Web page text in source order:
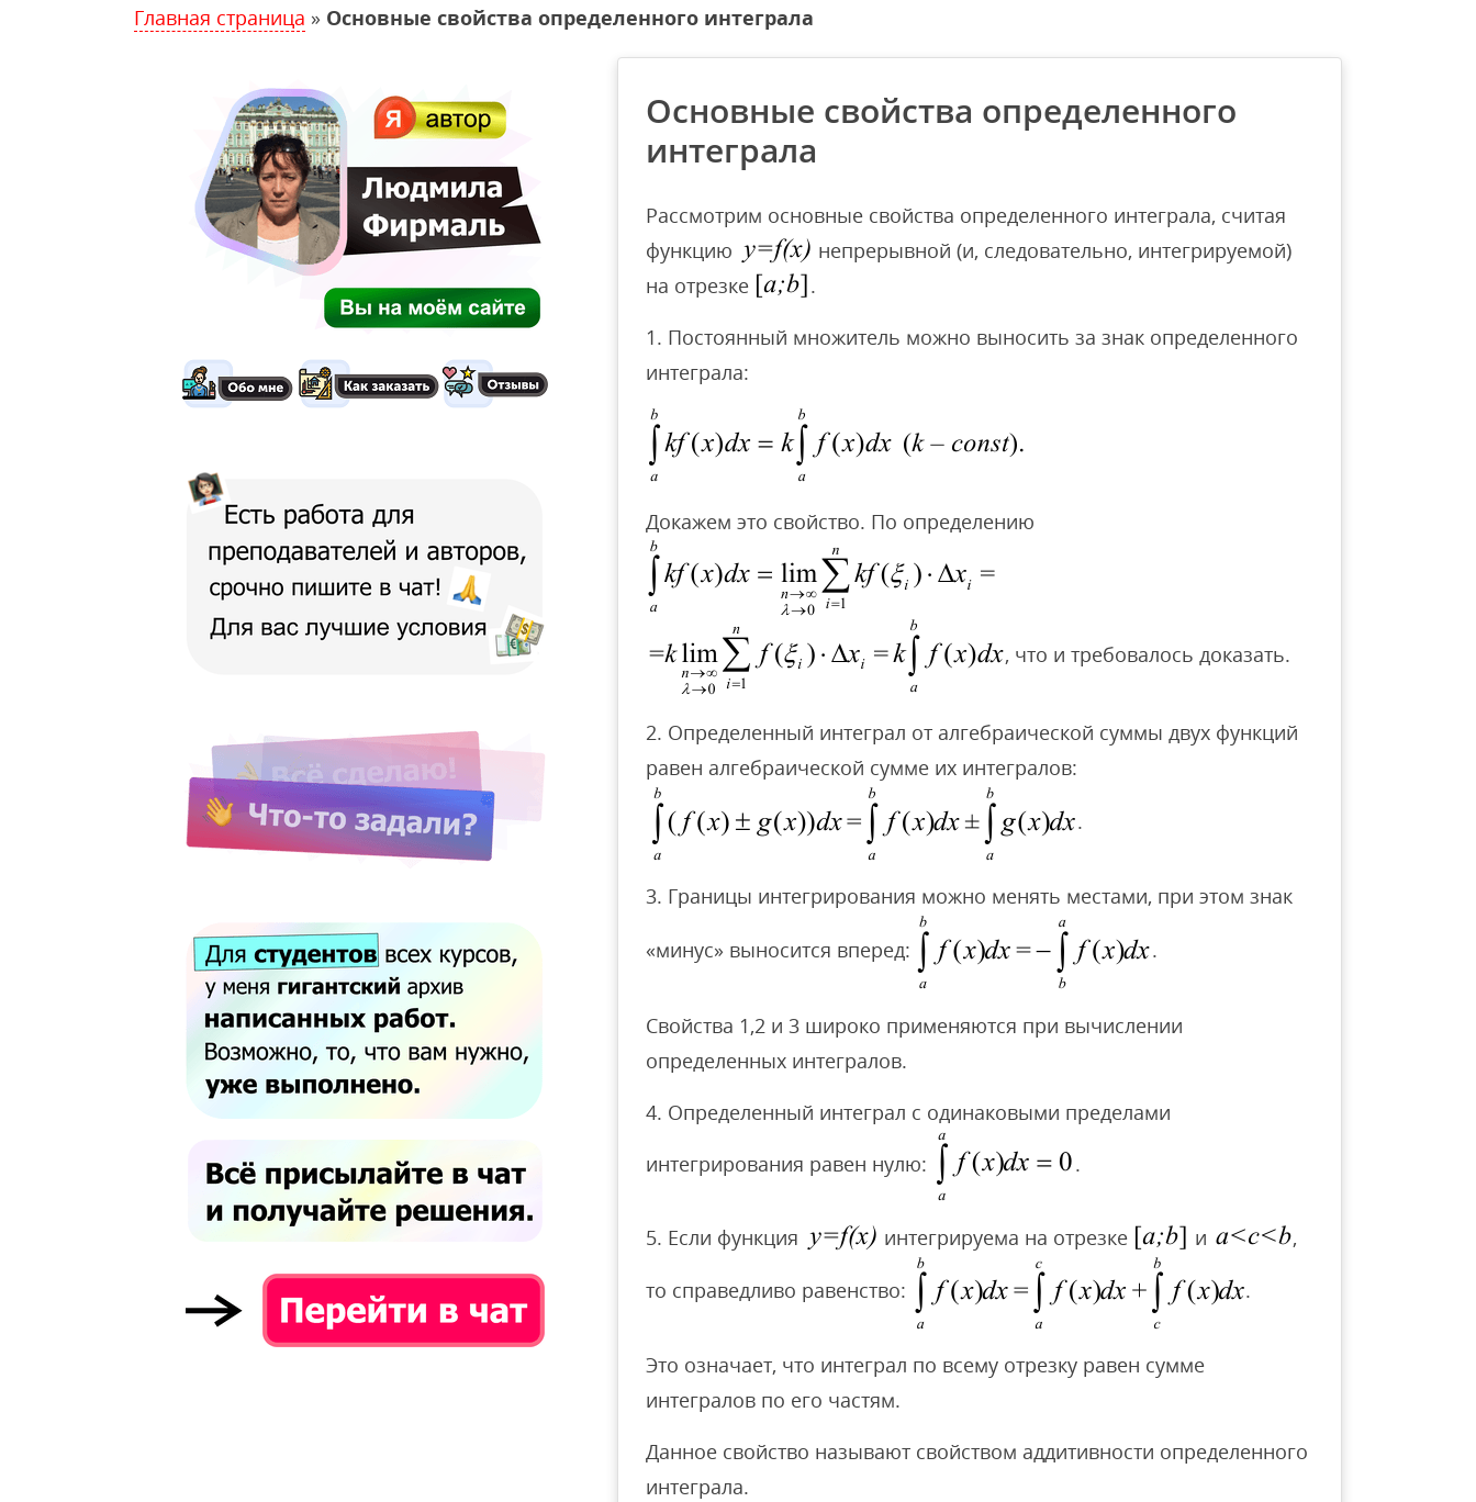
Главная страница » Основные свойства определенного интеграла
Основные свойства определенного
интеграла
Рассмотрим основные свойства определенного интеграла, считая
функцию
непрерывной (и, следовательно, интегрируемой)
на отрезке
.
1. Постоянный множитель можно выносить за знак определенного
интеграла:
Докажем это свойство. По определению
, что и требовалось доказать.
2. Определенный интеграл от алгебраической суммы двух функций
равен алгебраической сумме их интегралов:
.
3. Границы интегрирования можно менять местами, при этом знак
«минус» выносится вперед: .
Свойства 1,2 и 3 широко применяются при вычислении
определенных интегралов.
4. Определенный интеграл с одинаковыми пределами
интегрирования равен нулю:
.
5. Если функция интегрируема на отрезке и ,
то справедливо равенство: .
Это означает, что интеграл по всему отрезку равен сумме
интегралов по его частям.
Данное свойство называют свойством аддитивности определенного
интеграла.